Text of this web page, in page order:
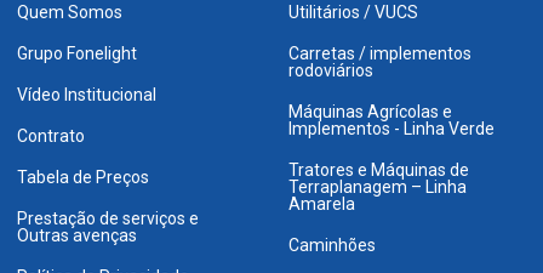
Quem Somos
Grupo Fonelight
Vídeo Institucional
Contrato
Tabela de Preços
Prestação de serviços e
Outras avenças
Utilitários / VUCS
Carretas / implementos
rodoviários
Máquinas Agrícolas e
Implementos - Linha Verde
Tratores e Máquinas de
Terraplanagem – Linha
Amarela
Caminhões